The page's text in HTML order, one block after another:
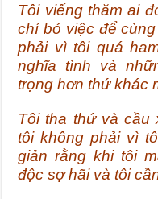
Tôi viếng thăm ai
chí bỏ việc để
phải vì tôi quá
nghĩa tình và
trọng hơn thứ khác
Tôi tha thứ và cầu
tôi không phải vì
giản rằng khi tôi
độc sợ hãi và tôi